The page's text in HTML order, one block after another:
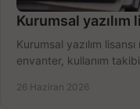
Kurumsal yazılım
Kurumsal yazılım
envanter, kullanım
26 Haziran 2026